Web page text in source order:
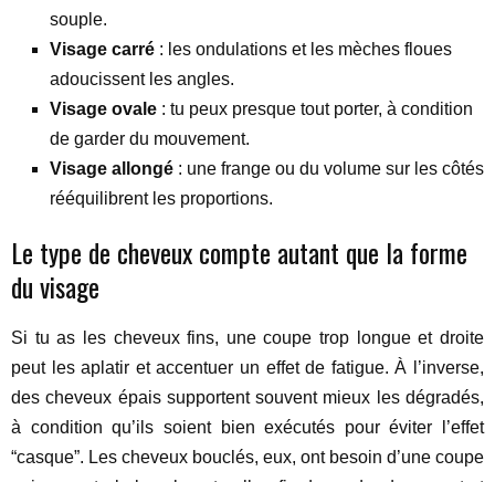
souple.
Visage carré : les ondulations et les mèches floues
adoucissent les angles.
Visage ovale : tu peux presque tout porter, à condition
de garder du mouvement.
Visage allongé : une frange ou du volume sur les côtés
rééquilibrent les proportions.
Le type de cheveux compte autant que la forme
du visage
Si tu as les cheveux fins, une coupe trop longue et droite
peut les aplatir et accentuer un effet de fatigue. À l’inverse,
des cheveux épais supportent souvent mieux les dégradés,
à condition qu’ils soient bien exécutés pour éviter l’effet
“casque”. Les cheveux bouclés, eux, ont besoin d’une coupe